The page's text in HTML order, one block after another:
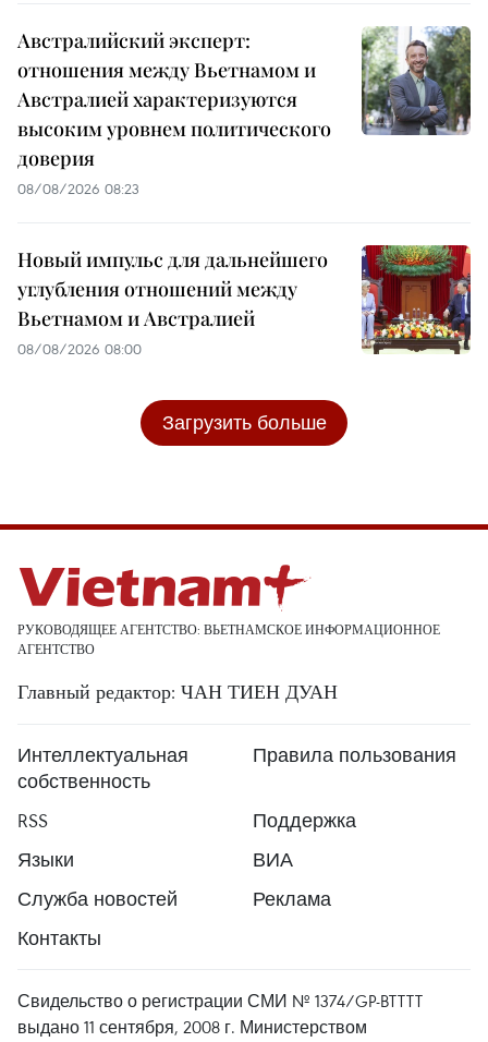
Австралийский эксперт:
отношения между Вьетнамом и
Австралией характеризуются
высоким уровнем политического
доверия
08/08/2026 08:23
Новый импульс для дальнейшего
углубления отношений между
Вьетнамом и Австралией
08/08/2026 08:00
Загрузить больше
РУКОВОДЯЩЕЕ АГЕНТСТВО: ВЬЕТНАМСКОЕ ИНФОРМАЦИОННОЕ
АГЕНТСТВО
Главный редактор: ЧАН ТИЕН ДУАН
Интеллектуальная
собственность
Правила пользования
RSS
Поддержка
Языки
ВИА
Служба новостей
Реклама
Контакты
Свидельство о регистрации СМИ № 1374/GP-BTTTT
выдано 11 сентября, 2008 г. Министерством